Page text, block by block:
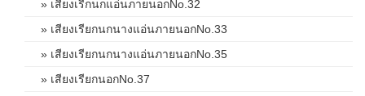
» เสียงเรีกนกแอ่นภายนอกNo.32
» เสียงเรียกนกนางแอ่นภายนอกNo.33
» เสียงเรียกนกนางแอ่นภายนอกNo.35
» เสียงเรียกนอกNo.37